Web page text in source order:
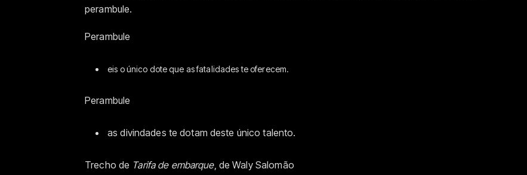
perambule.
Perambule
eis o único dote que as fatalidades te oferecem.
Perambule
as divindades te dotam deste único talento.
Trecho de Tarifa de embarque, de Waly Salomão